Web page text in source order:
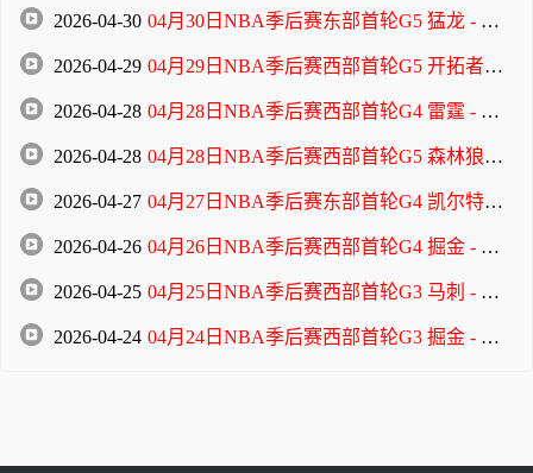
2026-04-30 04月30日NBA季后赛东部首轮G5 猛龙 - 骑士 全场录像
2026-04-29 04月29日NBA季后赛西部首轮G5 开拓者 - 马刺 全场录像
2026-04-28 04月28日NBA季后赛西部首轮G4 雷霆 - 太阳 全场录像
2026-04-28 04月28日NBA季后赛西部首轮G5 森林狼 - 掘金 全场录像
2026-04-27 04月27日NBA季后赛东部首轮G4 凯尔特人 - 76人 全场录像
2026-04-26 04月26日NBA季后赛西部首轮G4 掘金 - 森林狼 全场录像
2026-04-25 04月25日NBA季后赛西部首轮G3 马刺 - 开拓者 全场录像
2026-04-24 04月24日NBA季后赛西部首轮G3 掘金 - 森林狼 全场录像